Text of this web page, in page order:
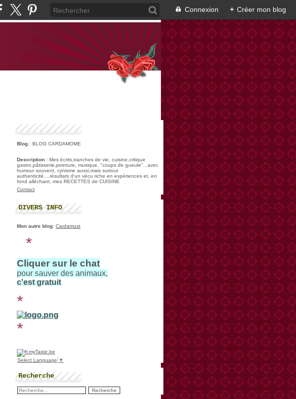
Connexion + Créer mon blog
Blog : BLOG CARDAMOME
Description : Mes écrits,tranches de vie, cuisine,critique
gastro,pâtisserie,peinture, musique, "coups de gueule"...avec
humour souvent, cynisme aussi,mais surtout
authenticité....résultats d'un vécu riche en expériences et, en
fond alléchant, mes RECETTES de CUISINE
Contact
DIVERS INFO
Mon autre blog: Cardamust
*
Cliquer sur le chat
pour sauver des animaux,
c'est gratuit
*
*
Select Language ▼
Recherche